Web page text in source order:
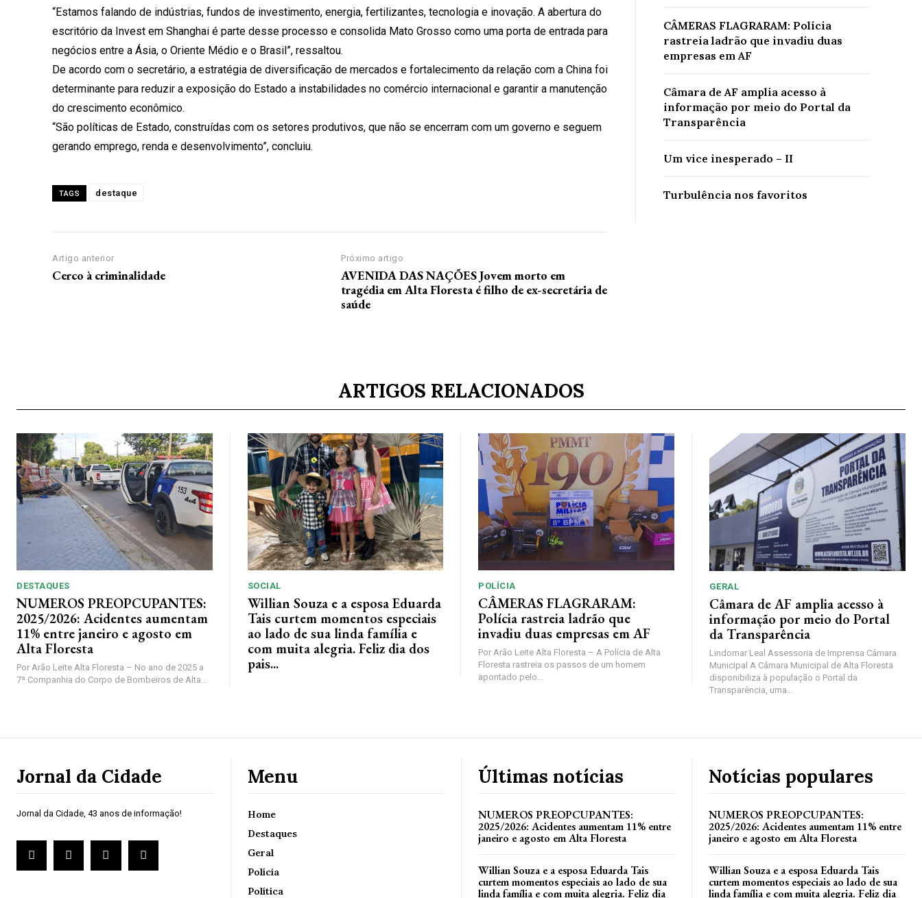
“Estamos falando de indústrias, fundos de investimento, energia, fertilizantes, tecnologia e inovação. A abertura do
escritório da Invest em Shanghai é parte desse processo e consolida Mato Grosso como uma porta de entrada para
negócios entre a Ásia, o Oriente Médio e o Brasil”, ressaltou.
De acordo com o secretário, a estratégia de diversificação de mercados e fortalecimento da relação com a China foi
determinante para reduzir a exposição do Estado a instabilidades no comércio internacional e garantir a manutenção
do crescimento econômico.
“São políticas de Estado, construídas com os setores produtivos, que não se encerram com um governo e seguem
gerando emprego, renda e desenvolvimento”, concluiu.
TAGS destaque
Artigo anterior
Cerco à criminalidade
Próximo artigo
AVENIDA DAS NAÇÕES Jovem morto em
tragédia em Alta Floresta é filho de ex-secretária de
saúde
CÂMERAS FLAGRARAM: Polícia
rastreia ladrão que invadiu duas
empresas em AF
Câmara de AF amplia acesso à
informação por meio do Portal da
Transparência
Um vice inesperado – II
Turbulência nos favoritos
ARTIGOS RELACIONADOS
DESTAQUES
NUMEROS PREOPCUPANTES:
2025/2026: Acidentes aumentam
11% entre janeiro e agosto em
Alta Floresta
Por Arão Leite Alta Floresta – No ano de 2025 a
7ª Companhia do Corpo de Bombeiros de Alta...
SOCIAL
Willian Souza e a esposa Eduarda
Tais curtem momentos especiais
ao lado de sua linda família e
com muita alegria. Feliz dia dos
pais...
POLÍCIA
CÂMERAS FLAGRARAM:
Polícia rastreia ladrão que
invadiu duas empresas em AF
Por Arão Leite Alta Floresta – A Polícia de Alta
Floresta rastreia os passos de um homem
apontado pelo...
GERAL
Câmara de AF amplia acesso à
informação por meio do Portal
da Transparência
Lindomar Leal Assessoria de Imprensa Câmara
Municipal A Câmara Municipal de Alta Floresta
disponibiliza à população o Portal da
Transparência, uma...
Jornal da Cidade
Jornal da Cidade, 43 anos de informação!
Menu
Home
Destaques
Geral
Polícia
Política
Últimas notícias
NUMEROS PREOPCUPANTES:
2025/2026: Acidentes aumentam 11% entre
janeiro e agosto em Alta Floresta
Willian Souza e a esposa Eduarda Tais
curtem momentos especiais ao lado de sua
linda família e com muita alegria. Feliz dia
Notícias populares
NUMEROS PREOPCUPANTES:
2025/2026: Acidentes aumentam 11% entre
janeiro e agosto em Alta Floresta
Willian Souza e a esposa Eduarda Tais
curtem momentos especiais ao lado de sua
linda família e com muita alegria. Feliz dia